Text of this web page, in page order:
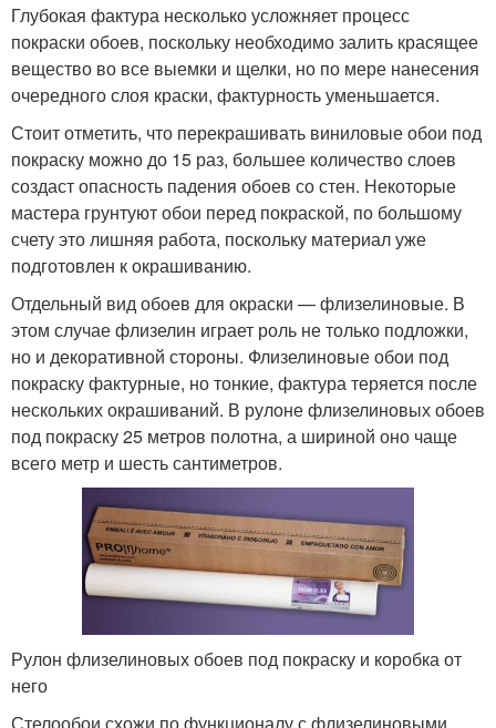
Глубокая фактура несколько усложняет процесс
покраски обоев, поскольку необходимо залить красящее
вещество во все выемки и щелки, но по мере нанесения
очередного слоя краски, фактурность уменьшается.
Стоит отметить, что перекрашивать виниловые обои под
покраску можно до 15 раз, большее количество слоев
создаст опасность падения обоев со стен. Некоторые
мастера грунтуют обои перед покраской, по большому
счету это лишняя работа, поскольку материал уже
подготовлен к окрашиванию.
Отдельный вид обоев для окраски — флизелиновые. В
этом случае флизелин играет роль не только подложки,
но и декоративной стороны. Флизелиновые обои под
покраску фактурные, но тонкие, фактура теряется после
нескольких окрашиваний. В рулоне флизелиновых обоев
под покраску 25 метров полотна, а шириной оно чаще
всего метр и шесть сантиметров.
Рулон флизелиновых обоев под покраску и коробка от
него
Стелообои схожи по функционалу с флизелиновыми,